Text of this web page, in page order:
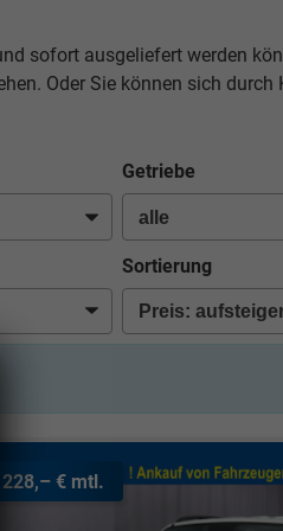
sofort ausgeliefert werden
Oder Sie können sich
Getriebe
Sortierung
228,– € mtl.